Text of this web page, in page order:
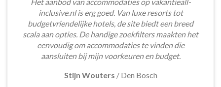
inclusive.nl is erg goed. Van luxe resorts tot
budgetvriendelijke hotels, de site biedt een breed
scala aan opties. De handige zoekfilters maakten het
eenvoudig om accommodaties te vinden die
aansluiten bij mijn voorkeuren en budget.
Stijn Wouters / Den Bosch